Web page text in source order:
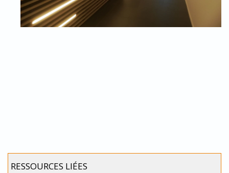
RESSOURCES LIÉES